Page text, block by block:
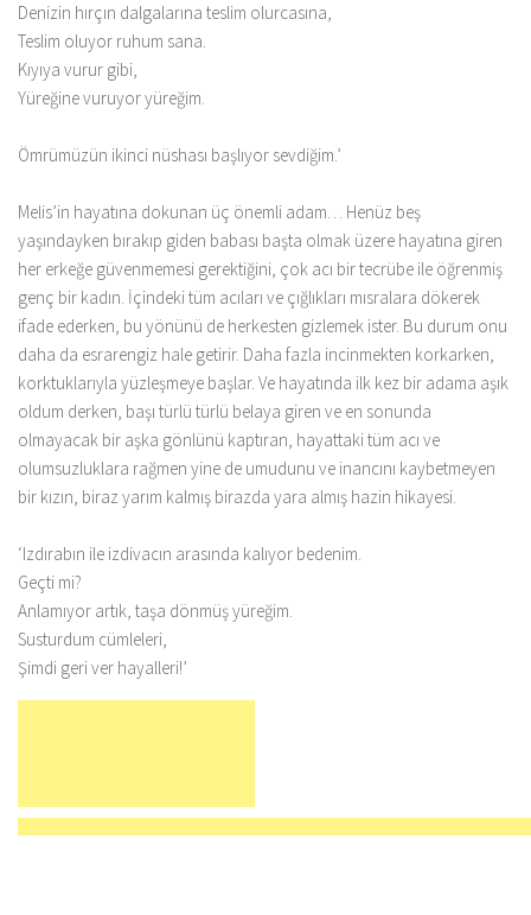
Denizin hırçın dalgalarına teslim olurcasına,
Teslim oluyor ruhum sana.
Kıyıya vurur gibi,
Yüreğine vuruyor yüreğim.
Ömrümüzün ikinci nüshası başlıyor sevdiğim.’
Melis’in hayatına dokunan üç önemli adam… Henüz beş
yaşındayken bırakıp giden babası başta olmak üzere hayatına giren
her erkeğe güvenmemesi gerektiğini, çok acı bir tecrübe ile öğrenmiş
genç bir kadın. İçindeki tüm acıları ve çığlıkları mısralara dökerek
ifade ederken, bu yönünü de herkesten gizlemek ister. Bu durum onu
daha da esrarengiz hale getirir. Daha fazla incinmekten korkarken,
korktuklarıyla yüzleşmeye başlar. Ve hayatında ilk kez bir adama aşık
oldum derken, başı türlü türlü belaya giren ve en sonunda
olmayacak bir aşka gönlünü kaptıran, hayattaki tüm acı ve
olumsuzluklara rağmen yine de umudunu ve inancını kaybetmeyen
bir kızın, biraz yarım kalmış birazda yara almış hazin hikayesi.
‘Izdırabın ile izdivacın arasında kalıyor bedenim.
Geçti mi?
Anlamıyor artık, taşa dönmüş yüreğim.
Susturdum cümleleri,
Şimdi geri ver hayalleri!’